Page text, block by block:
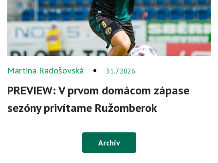
Martina Radošovská 31.7.2026
PREVIEW: V prvom domácom zápase
sezóny privítame Ružomberok
Archív